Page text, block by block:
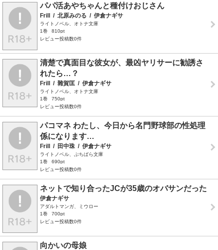
パパ活あやちゃんと種付けおじさん
Frill / 北原みのる / 伊倉ナギサ
ライトノベル、オトナ文庫
1巻
810pt
レビュー投稿数0件
清楚で真面目な彼女が、最凶ヤリサーに勧誘さ
れたら…？
Frill / 雜賀匡 / 伊倉ナギサ
ライトノベル、オトナ文庫
1巻
750pt
レビュー投稿数0件
パコマネ わたし、今日から名門野球部の性処理
係になります…
Frill / 田中珠 / 伊倉ナギサ
ライトノベル、ぷちぱら文庫
1巻
690pt
レビュー投稿数0件
ネットで知り合ったJCが35歳のオバサンだった
伊倉ナギサ
アダルトマンガ、ミウロー
1巻
700pt
レビュー投稿数0件
向かいの母娘